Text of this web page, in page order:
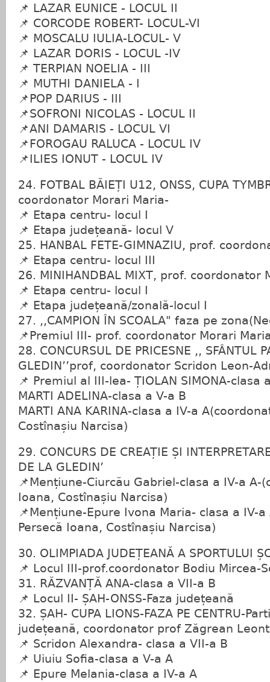
📌 LAZAR EUNICE - LOCUL II
📌 CORCODE ROBERT- LOCUL-VI
📌 MOSCALU IULIA-LOCUL- V
📌 LAZAR DORIS - LOCUL -IV
📌 TERPIAN NOELIA - III
📌 MUTHI DANIELA - I
📌POP DARIUS - III
📌SOFRONI NICOLAS - LOCUL II
📌ANI DAMARIS - LOCUL VI
📌FOROGAU RALUCA - LOCUL IV
📌ILIES IONUT - LOCUL IV
24. FOTBAL BĂIEȚI U12, ONSS, CUPA
coordonator Morari Maria-
📌 Etapa centru- locul I
📌 Etapa județeană- locul V
25. HANBAL FETE-GIMNAZIU, prof.
📌 Etapa centru- locul III
26. MINIHANDBAL MIXT, prof. coordonator
📌 Etapa centru- locul I
📌 Etapa județeană/zonală-locul I
27. ,,CAMPION ÎN SCOALA" faza pe
📌Premiul III- prof. coordonator Morari
28. CONCURSUL DE PRICESNE ,, SFÂNTUL
GLEDIN’’prof, coordonator Scridon Leon-
📌 Premiul al III-lea- ȚIOLAN SIMONA-clasa
MARTI ADELINA-clasa a V-a B
MARTI ANA KARINA-clasa a IV-a
Costînașiu Narcisa)
29. CONCURS DE CREAȚIE ȘI
DE LA GLEDIN’
📌Mențiune-Ciurcău Gabriel-clasa a IV-a A-
Ioana, Costînașiu Narcisa)
📌Mențiune-Epure Ivona Maria- clasa a IV-
Persecă Ioana, Costînașiu Narcisa)
30. OLIMPIADA JUDEȚEANĂ A SPORTULUI
📌 Locul III-prof.coordonator Bodiu Mircea-
31. RĂZVANȚĂ ANA-clasa a VII-a B
📌 Locul II- ȘAH-ONSS-Faza județeană
32. ȘAH- CUPA LIONS-FAZA PE CENTRU-
județeană, coordonator prof Zăgrean
📌 Scridon Alexandra- clasa a VII-a B
📌 Uiuiu Sofia-clasa a V-a A
📌 Epure Melania-clasa a IV-a A